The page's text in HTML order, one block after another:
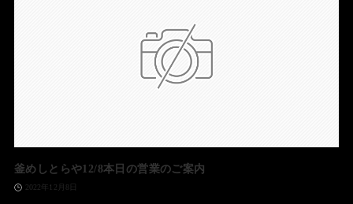
釜めしとらや12/8本日の営業のご案内
2022年12月8日